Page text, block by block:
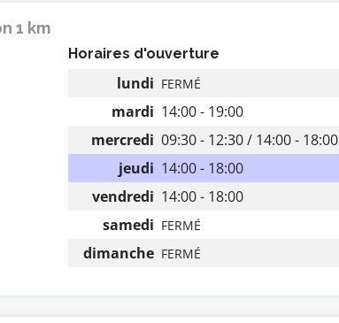
1 km
Horaires d'ouverture
lundi FERMÉ
mardi 14:00 - 19:00
mercredi 09:30 - 12:30 / 14:00 - 18:00
jeudi 14:00 - 18:00
vendredi 14:00 - 18:00
samedi FERMÉ
dimanche FERMÉ